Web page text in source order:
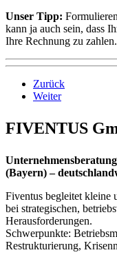
Unser Tipp:
kann ja auch sein, dass
Ihre Rechnung zu zahlen.
Zurück
Weiter
FIVENTUS
(Bayern) –
Fiventus begleitet kleine
bei strategischen,
Herausforderungen.
Schwerpunkte:
Restrukturierung,